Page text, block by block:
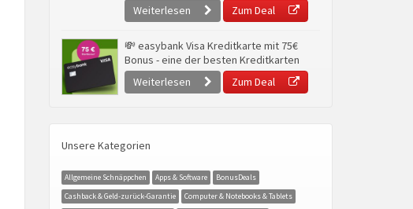
Weiterlesen
Zum Deal
💸 easybank Visa Kreditkarte mit 75€
Bonus - eine der besten Kreditkarten
Weiterlesen
Zum Deal
Unsere Kategorien
Allgemeine Schnäppchen Apps & Software
BonusDeals
Cashback & Geld-zurück-Garantie
Computer & Notebooks & Tablets